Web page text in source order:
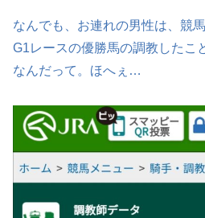
なんでも、お連れの男性は、競
G1レースの優勝馬の調教したこ
なんだって。ほへぇ…